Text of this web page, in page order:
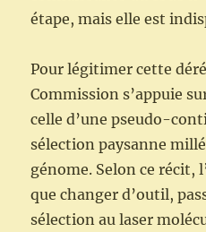
étape, mais elle est
Pour légitimer cette
Commission s’appuie
celle d’une pseudo-
sélection paysanne
génome. Selon ce récit,
que changer d’outil,
sélection au laser